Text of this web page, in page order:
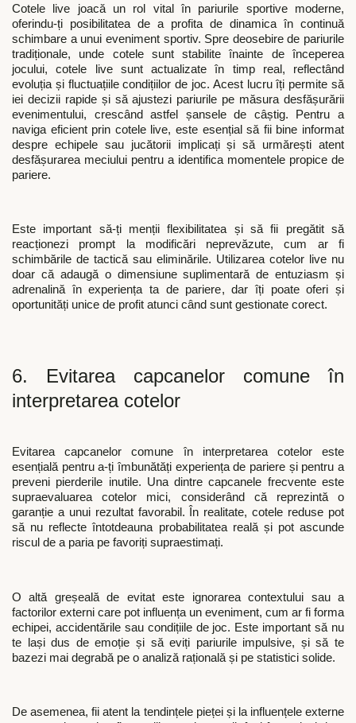
Cotele live joacă un rol vital în pariurile sportive moderne,
oferindu-ți posibilitatea de a profita de dinamica în continuă
schimbare a unui eveniment sportiv. Spre deosebire de pariurile
tradiționale, unde cotele sunt stabilite înainte de începerea
jocului, cotele live sunt actualizate în timp real, reflectând
evoluția și fluctuațiile condițiilor de joc. Acest lucru îți permite să
iei decizii rapide și să ajustezi pariurile pe măsura desfășurării
evenimentului, crescând astfel șansele de câștig. Pentru a
naviga eficient prin cotele live, este esențial să fii bine informat
despre echipele sau jucătorii implicați și să urmărești atent
desfășurarea meciului pentru a identifica momentele propice de
pariere.
Este important să-ți menții flexibilitatea și să fii pregătit să
reacționezi prompt la modificări neprevăzute, cum ar fi
schimbările de tactică sau eliminările. Utilizarea cotelor live nu
doar că adaugă o dimensiune suplimentară de entuziasm și
adrenalină în experiența ta de pariere, dar îți poate oferi și
oportunități unice de profit atunci când sunt gestionate corect.
6. Evitarea capcanelor comune în
interpretarea cotelor
Evitarea capcanelor comune în interpretarea cotelor este
esențială pentru a-ți îmbunătăți experiența de pariere și pentru a
preveni pierderile inutile. Una dintre capcanele frecvente este
supraevaluarea cotelor mici, considerând că reprezintă o
garanție a unui rezultat favorabil. În realitate, cotele reduse pot
să nu reflecte întotdeauna probabilitatea reală și pot ascunde
riscul de a paria pe favoriți supraestimați.
O altă greșeală de evitat este ignorarea contextului sau a
factorilor externi care pot influența un eveniment, cum ar fi forma
echipei, accidentările sau condițiile de joc. Este important să nu
te lași dus de emoție și să eviți pariurile impulsive, și să te
bazezi mai degrabă pe o analiză rațională și pe statistici solide.
De asemenea, fii atent la tendințele pieței și la influențele externe